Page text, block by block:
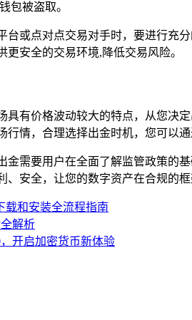
包被盗取。
台或点对点交易对手时，要进行充
更安全的交易环境,降低交易风险。
具有价格波动较大的特点，从您决
行情，合理选择出金时机，您可以
金需要用户在全面了解监管政策的
、安全，让您的数字资产在合规的框
载和安装全流程指南
解析
，开启加密货币新体验